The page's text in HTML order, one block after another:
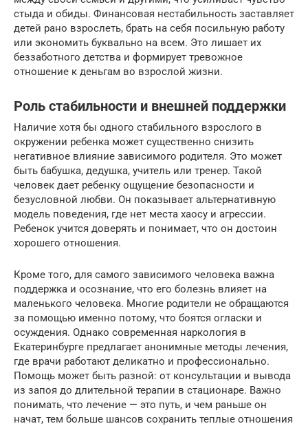
стыда и обиды. Финансовая нестабильность заставляет
детей рано взрослеть, брать на себя посильную работу
или экономить буквально на всем. Это лишает их
беззаботного детства и формирует тревожное
отношение к деньгам во взрослой жизни.
Роль стабильности и внешней поддержки
Наличие хотя бы одного стабильного взрослого в
окружении ребенка может существенно снизить
негативное влияние зависимого родителя. Это может
быть бабушка, дедушка, учитель или тренер. Такой
человек дает ребенку ощущение безопасности и
безусловной любви. Он показывает альтернативную
модель поведения, где нет места хаосу и агрессии.
Ребенок учится доверять и понимает, что он достоин
хорошего отношения.
Кроме того, для самого зависимого человека важна
поддержка и осознание, что его болезнь влияет на
маленького человека. Многие родители не обращаются
за помощью именно потому, что боятся огласки и
осуждения. Однако современная наркология в
Екатеринбурге предлагает анонимные методы лечения,
где врачи работают деликатно и профессионально.
Помощь может быть разной: от консультации и вывода
из запоя до длительной терапии в стационаре. Важно
понимать, что лечение — это путь, и чем раньше он
начат, тем больше шансов сохранить теплые отношения